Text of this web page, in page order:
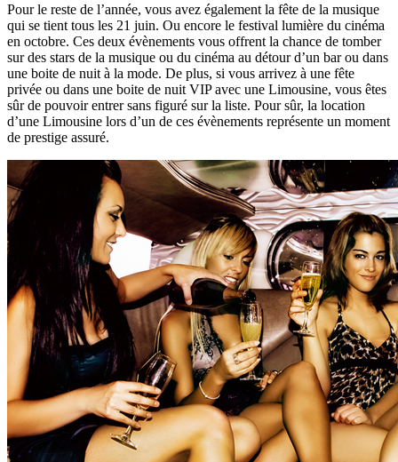
Pour le reste de l’année, vous avez également la fête de la musique
qui se tient tous les 21 juin. Ou encore le festival lumière du cinéma
en octobre. Ces deux évènements vous offrent la chance de tomber
sur des stars de la musique ou du cinéma au détour d’un bar ou dans
une boite de nuit à la mode. De plus, si vous arrivez à une fête
privée ou dans une boite de nuit VIP avec une Limousine, vous êtes
sûr de pouvoir entrer sans figuré sur la liste. Pour sûr, la location
d’une Limousine lors d’un de ces évènements représente un moment
de prestige assuré.